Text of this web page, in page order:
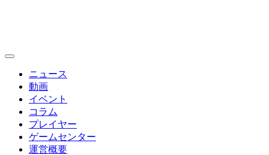
toggle
ニュース
動画
イベント
コラム
プレイヤー
ゲームセンター
運営概要